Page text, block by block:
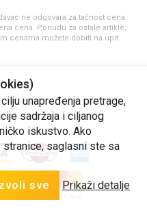
ne odgovara za tačnost cena
cena. Ponudu za ostale artikle,
cenama možete dobiti na upit.
unapređenja pretrage,
sadržaja i ciljanog
iskustvo. Ako
saglasni ste sa
sve Prikaži detalje